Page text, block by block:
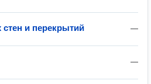
—
и перекрытий
—